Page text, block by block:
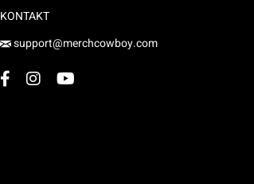
KONTAKT
support@merchcowboy.com